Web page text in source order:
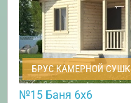
БРУС КАМЕРНОЙ
№15 Баня 6х6